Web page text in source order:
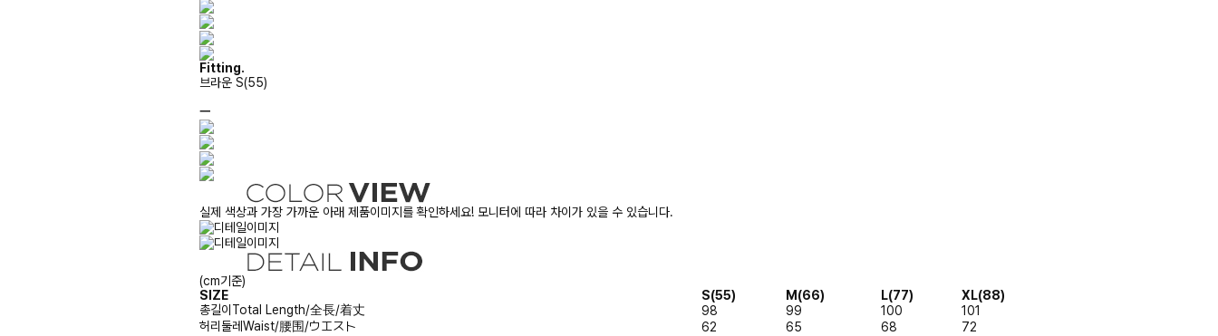
Fitting.
브라운 S(55)
ㅡ
실제 색상과 가장 가까운 아래 제품이미지를 확인하세요! 모니터에 따라 차이가 있을 수 있습니다.
(cm기준)
SIZE
S(55) M(66) L(77)
XL(88)
총길이 Total Length/全長/着丈 98 99 100
101
허리둘레Waist/腰围/ウエスト 62 65 68
72